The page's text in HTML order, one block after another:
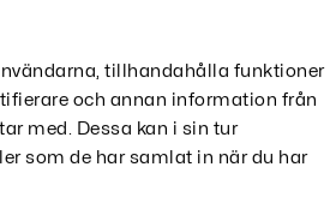
tillhandahålla funktioner
och annan information från
med. Dessa kan i sin tur
som de har samlat in när du har
99Kr